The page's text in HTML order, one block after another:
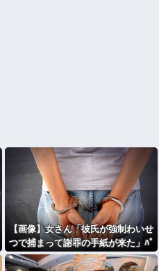
【画像】女さん「彼氏が強制わいせ
つで捕まって謝罪の手紙が来た」ﾊﾟ
ｼｬｯ